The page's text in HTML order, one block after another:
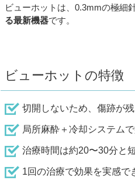
ビューホットは、0.3mmの極細
る最新機器です。
ビューホットの特徴
切開しないため、傷跡が
局所麻酔＋冷却システム
治療時間は約20〜30分と
1回の治療で効果を実感で